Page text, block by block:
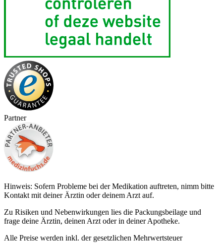
Partner
Hinweis: Sofern Probleme bei der Medikation auftreten, nimm bitte
Kontakt mit deiner Ärztin oder deinem Arzt auf.
Zu Risiken und Nebenwirkungen lies die Packungsbeilage und
frage deine Ärztin, deinen Arzt oder in deiner Apotheke.
Alle Preise werden inkl. der gesetzlichen Mehrwertsteuer